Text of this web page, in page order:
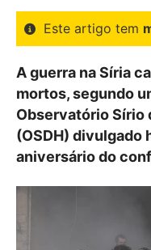
Este artigo tem
A guerra na Síria
mortos, segundo
Observatório Sírio
(OSDH) divulgado
aniversário do